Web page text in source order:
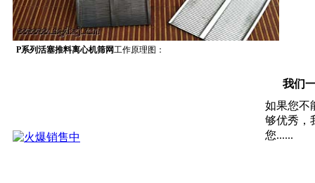
P系列活塞推料离心机筛网工作原理图：
我们
如果您不
够优秀，
您......